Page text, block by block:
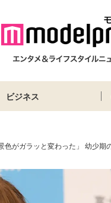
ビジネス
色がガラッと変わった」 幼少期